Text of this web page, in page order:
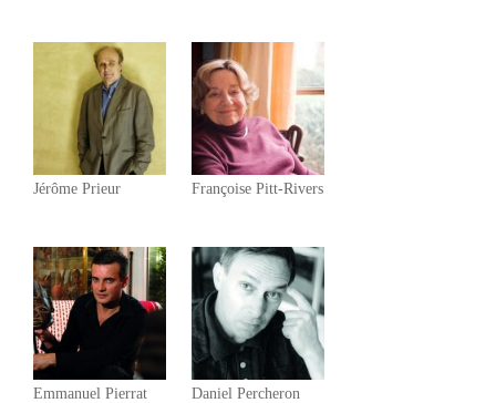
Jérôme Prieur Françoise Pitt-Rivers
Emmanuel Pierrat Daniel Percheron